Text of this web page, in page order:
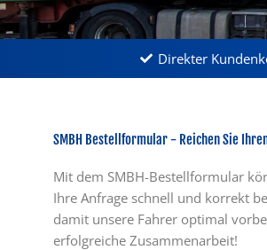
Direkter
SMBH Bestellformular - Reichen Sie
Mit dem SMBH-Bestellformular
Ihre Anfrage schnell und korrekt
damit unsere Fahrer optimal
erfolgreiche Zusammenarbeit!